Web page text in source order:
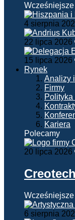
Wcześniejsze
4 sierpnia
22 lipca 2026
15 lipca 2026
Rynek
Analizy
Firmy
Kariera
Polecamy
20 lipca 2026
Wcześniejsze
6 sierpnia